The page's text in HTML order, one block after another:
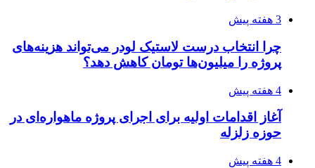
3 هفته پیش
چرا انتخاب درست لاستیک لودر می‌تواند هزینه‌های
پروژه را میلیون‌ها تومان کاهش دهد؟
4 هفته پیش
آغاز اقدامات اولیه برای اجرای پروژه ماهواره‌ای در
حوزه زلزله
4 هفته پیش